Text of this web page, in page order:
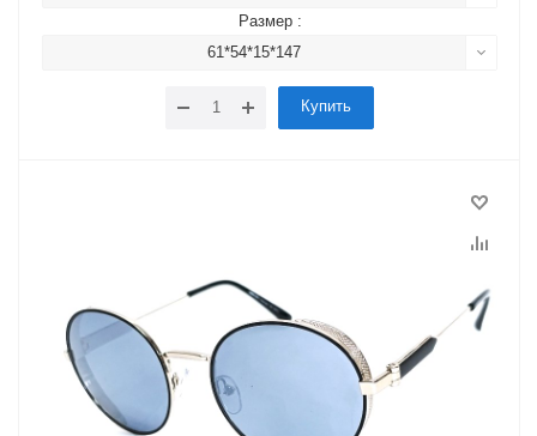
Размер :
61*54*15*147
Купить